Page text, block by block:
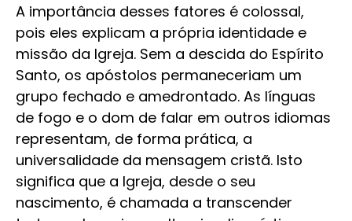
A importância desses fatores é colossal,
pois eles explicam a própria identidade e
missão da Igreja. Sem a descida do Espírito
Santo, os apóstolos permaneceriam um
grupo fechado e amedrontado. As línguas
de fogo e o dom de falar em outros idiomas
representam, de forma prática, a
universalidade da mensagem cristã. Isto
significa que a Igreja, desde o seu
nascimento, é chamada a transcender